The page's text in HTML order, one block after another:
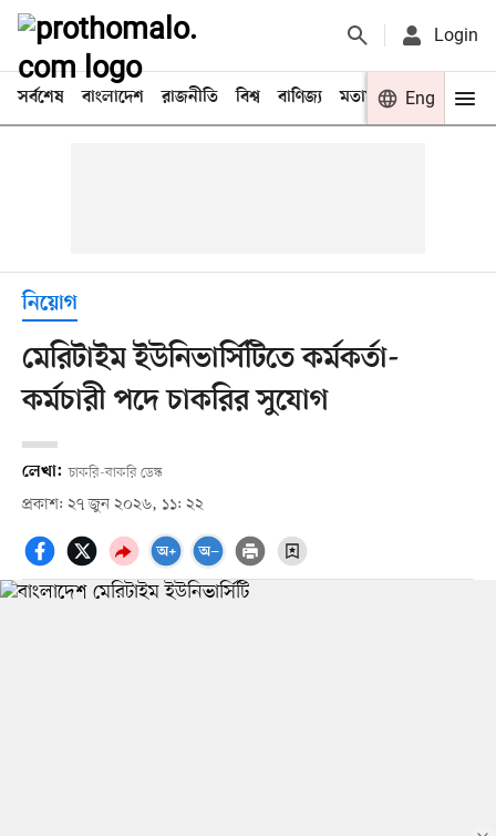
Login
সর্বশেষ বাংলাদেশ রাজনীতি বিশ্ব বাণিজ্য মতামত খেলা
Eng
নিয়োগ
মেরিটাইম ইউনিভার্সিটিতে কর্মকর্তা-
কর্মচারী পদে চাকরির সুযোগ
লেখা: চাকরি-বাকরি ডেস্ক
প্রকাশ: ২৭ জুন ২০২৬, ১১: ২২